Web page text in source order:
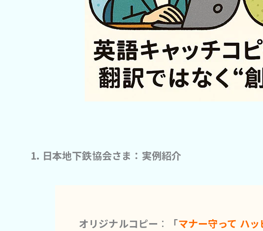
1. 日本地下鉄協会さま：実例紹介
オリジナルコピー ： 「マナー守って ハ